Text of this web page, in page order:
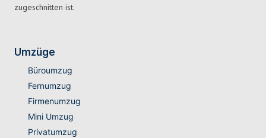
zugeschnitten ist.
Umzüge
Büroumzug
Fernumzug
Firmenumzug
Mini Umzug
Privatumzug